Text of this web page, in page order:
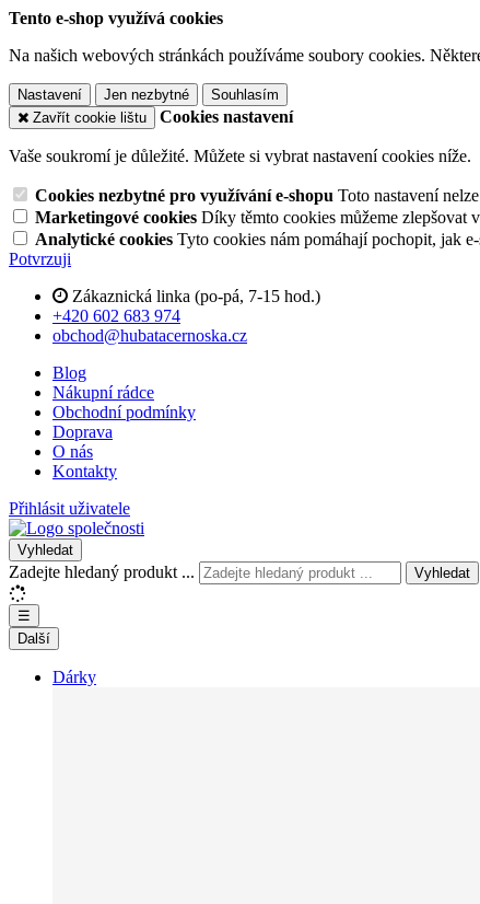
Tento e-shop využívá cookies
Na našich webových stránkách používáme soubory cookies.
Nastavení Jen nezbytné
Souhlasím
Zavřít cookie lištu
Cookies nastavení
Vaše soukromí je důležité. Můžete si vybrat nastavení cookies níže.
Cookies nezbytné pro využívání e-shopu Toto nastavení
Marketingové cookies Díky těmto cookies můžeme zlepšovat
Analytické cookies Tyto cookies nám pomáhají pochopit, jak
Potvrzuji
Zákaznická linka (po-pá, 7-15 hod.)
+420 602 683 974
obchod@hubatacernoska.cz
Blog
Nákupní rádce
Obchodní podmínky
Doprava
O nás
Kontakty
Přihlásit uživatele
Vyhledat
Zadejte hledaný produkt ... Vyhledat
☰
Další
Dárky